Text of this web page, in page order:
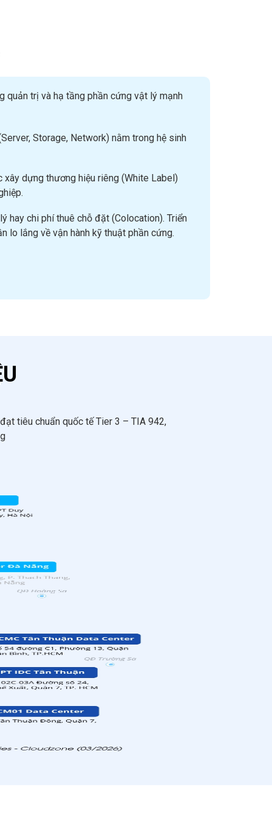
quản trị và hạ tầng phần cứng vật lý mạnh
Storage, Network) nằm trong hệ sinh
xây dựng thương hiệu riêng (White Label)
hay chi phí thuê chỗ đặt (Colocation). Triển
lo lắng về vận hành kỹ thuật phần cứng.
tiêu chuẩn quốc tế Tier 3 – TIA 942,